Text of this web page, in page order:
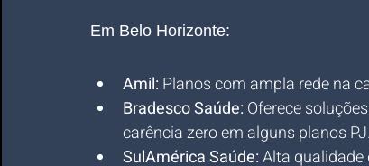
Em Belo Horizonte:
Amil: Planos com ampla rede na
Bradesco Saúde: Oferece
carência zero em alguns planos PJ.
SulAmérica Saúde: Alta qualidade